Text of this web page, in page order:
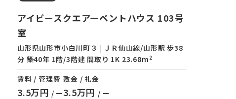
アイビースクエアーペントハウス 103号
室
山形県山形市小白川町３ | ＪＲ仙山線/山形駅 歩38
分 築40年 1階/3階建 間取り 1K 23.68m 2
賃料 / 管理費
3.5万円 / ー
敷金 / 礼金
3.5万円 / ー